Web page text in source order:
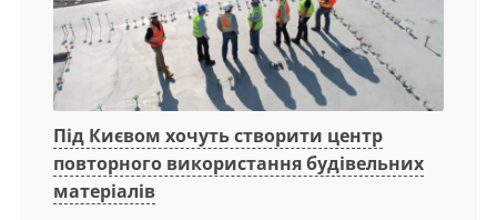
Під Києвом хочуть створити центр
повторного використання будівельних
матеріалів